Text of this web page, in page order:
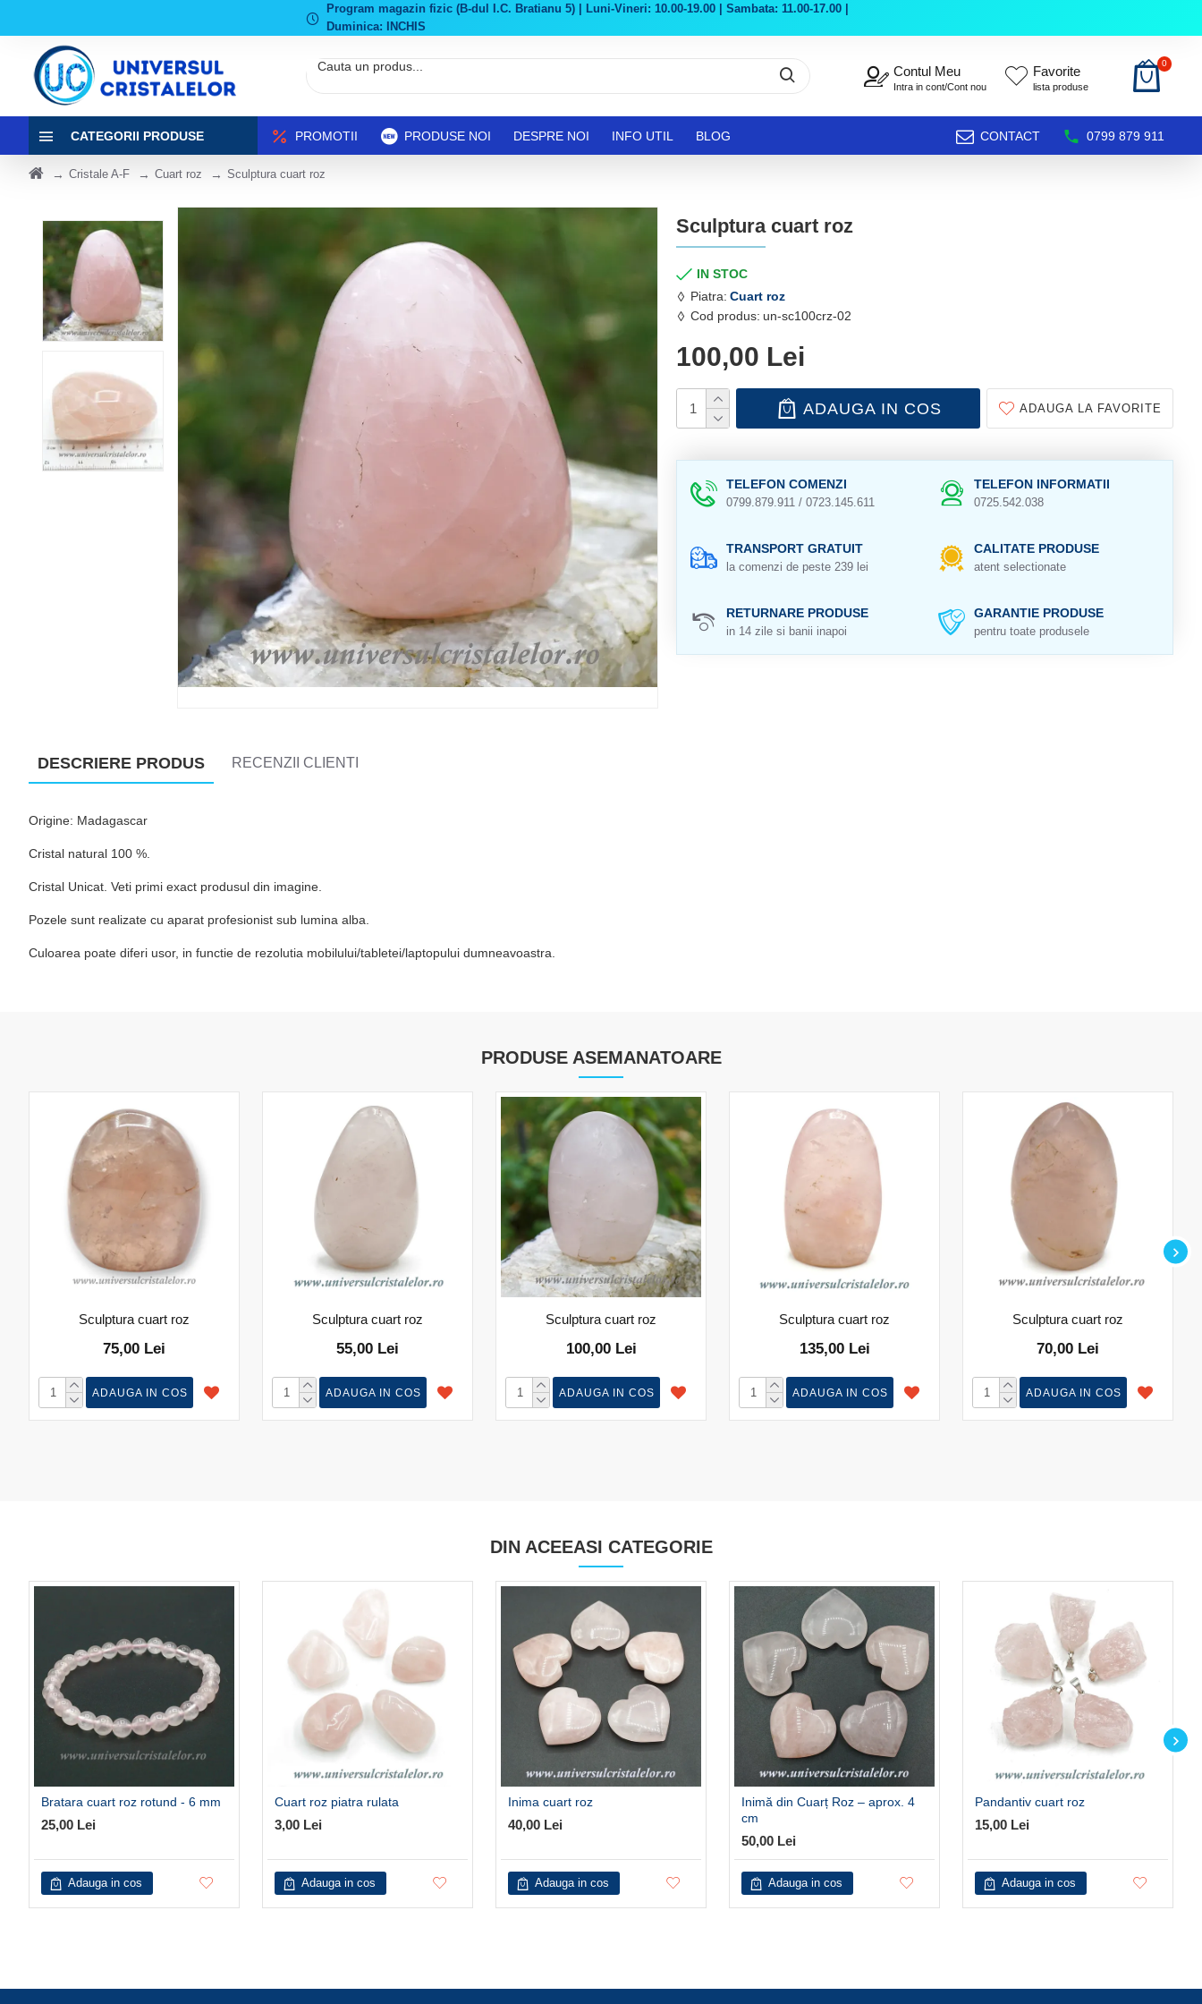
Program magazin fizic (B-dul I.C. Bratianu 5) | Luni-Vineri: 10.00-19.00 | Sambata: 11.00-17.00 |
Duminica: INCHIS
Contul Meu
Intra in cont/Cont nou
Favorite
lista produse
0
CATEGORII PRODUSE PROMOTII PRODUSE NOI DESPRE NOI INFO UTIL BLOG CONTACT 0799 879 911
Cristale A-F Cuart roz Sculptura cuart roz
Sculptura cuart roz
IN STOC
Piatra: Cuart roz
Cod produs: un-sc100crz-02
100,00 Lei
ADAUGA IN COS ADAUGA LA FAVORITE
TELEFON COMENZI
0799.879.911 / 0723.145.611
TELEFON INFORMATII
0725.542.038
TRANSPORT GRATUIT
la comenzi de peste 239 lei
CALITATE PRODUSE
atent selectionate
RETURNARE PRODUSE
in 14 zile si banii inapoi
GARANTIE PRODUSE
pentru toate produsele
DESCRIERE PRODUS RECENZII CLIENTI
Origine: Madagascar
Cristal natural 100 %.
Cristal Unicat. Veti primi exact produsul din imagine.
Pozele sunt realizate cu aparat profesionist sub lumina alba.
Culoarea poate diferi usor, in functie de rezolutia mobilului/tabletei/laptopului dumneavoastra.
PRODUSE ASEMANATOARE
Sculptura cuart roz
75,00 Lei
ADAUGA IN COS
Sculptura cuart roz
55,00 Lei
ADAUGA IN COS
Sculptura cuart roz
100,00 Lei
ADAUGA IN COS
Sculptura cuart roz
135,00 Lei
ADAUGA IN COS
Sculptura cuart roz
70,00 Lei
ADAUGA IN COS
DIN ACEEASI CATEGORIE
Bratara cuart roz rotund - 6 mm
25,00 Lei
Adauga in cos
Cuart roz piatra rulata
3,00 Lei
Adauga in cos
Inima cuart roz
40,00 Lei
Adauga in cos
Inimă din Cuarț Roz – aprox. 4
cm
50,00 Lei
Adauga in cos
Pandantiv cuart roz
15,00 Lei
Adauga in cos